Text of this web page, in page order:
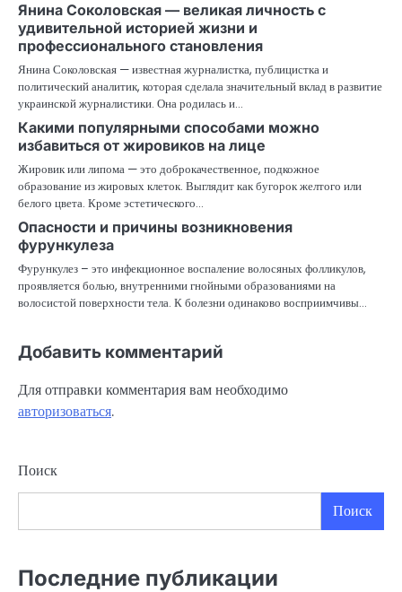
Янина Соколовская — великая личность с
удивительной историей жизни и
профессионального становления
Янина Соколовская — известная журналистка, публицистка и
политический аналитик, которая сделала значительный вклад в развитие
украинской журналистики. Она родилась и…
Какими популярными способами можно
избавиться от жировиков на лице
Жировик или липома — это доброкачественное, подкожное
образование из жировых клеток. Выглядит как бугорок желтого или
белого цвета. Кроме эстетического…
Опасности и причины возникновения
фурункулеза
Фурункулез – это инфекционное воспаление волосяных фолликулов,
проявляется болью, внутренними гнойными образованиями на
волосистой поверхности тела. К болезни одинаково восприимчивы…
Добавить комментарий
Для отправки комментария вам необходимо
авторизоваться.
Поиск
Поиск
Последние публикации